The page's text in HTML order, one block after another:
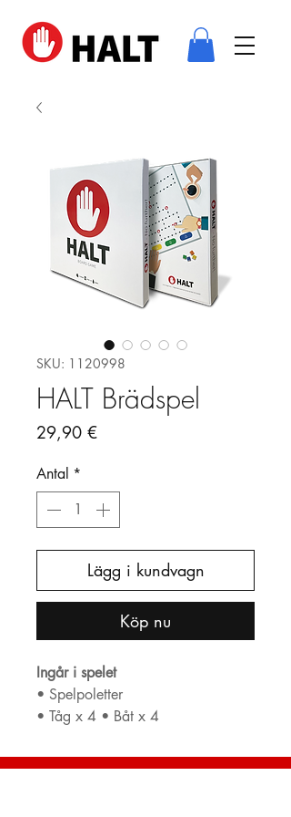
SKU: 1120998
HALT Brädspel
29,90 €Pris
Antal *
Lägg i kundvagn
Köp nu
Ingår i spelet
• Spelpoletter
• Tåg x 4 • Båt x 4
• Tärning x 4